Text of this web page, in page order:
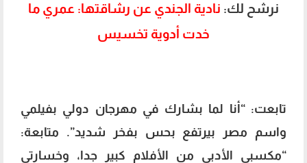
نرشح لك: نادية الجندي عن رشاقتها: عمري ما
خدت أدوية تخسيس
تابعت: “أنا لما بشارك في مهرجان دولي بفيلمي
واسم مصر بيرتفع بحس بفخر شديد”. متابعة:
“مكسبي الأدبي من الأفلام كبير جدا، وخسارتي